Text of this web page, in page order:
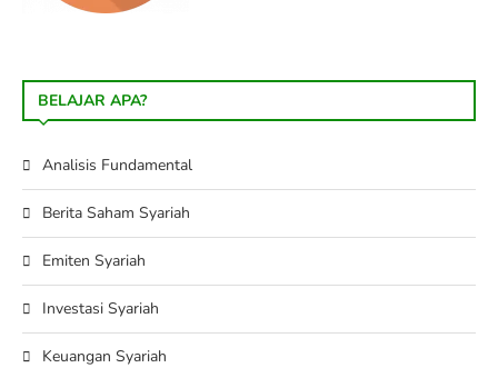
BELAJAR APA?
Analisis Fundamental
Berita Saham Syariah
Emiten Syariah
Investasi Syariah
Keuangan Syariah